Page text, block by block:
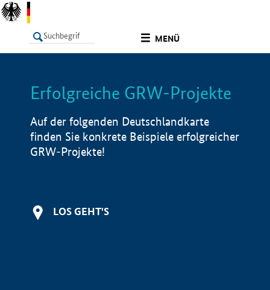
MENÜ
LISTE Info
Erfolgreiche GRW-Projekte
Auf der folgenden Deutschlandkarte
finden Sie konkrete Beispiele erfolgreicher
GRW-Projekte!
LOS GEHT'S